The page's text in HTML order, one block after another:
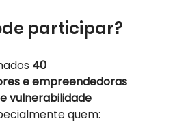
participar?
40
e empreendedoras
vulnerabilidade
quem: